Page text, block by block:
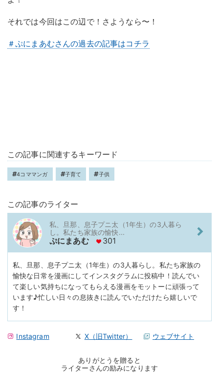
それでは今回はこの辺で！さようなら〜！
＃ぷにまあむさんの過去の記事はコチラ
この記事に関連するキーワード
4コママンガ 子育て 子供
この記事のライター
私、旦那、息子プニ太（1年生）の3人暮ら
し。私たち家族の愉快...
ぷにまあむ 301
私、旦那、息子プニ太（1年生）の3人暮らし。私たち家族の
愉快な日常を漫画にしてインスタグラムに投稿中！読んでい
て楽しい気持ちになってもらえる漫画をモットーに頑張って
います♪忙しい日々の息抜きに読んでいただけたら嬉しいで
す！
Instagram X（旧Twitter） ウェブサイト
ありがとうを贈ると
ライターさんの励みになります